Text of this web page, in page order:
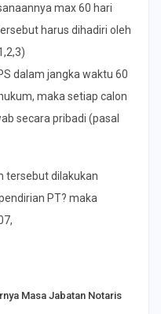
max 60 hari
harus dihadiri oleh
dalam jangka waktu 60
maka setiap calon
secara pribadi (pasal
tersebut dilakukan
PT? maka
Masa Jabatan Notaris